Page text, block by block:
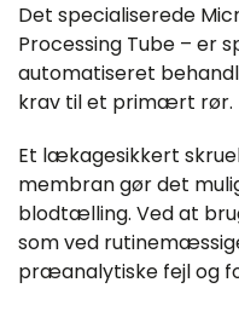
Det specialiserede
Processing Tube – er
automatiseret
krav til et primært rør.
Et lækagesikkert
membran gør det
blodtælling. Ved at
som ved
præanalytiske fejl og